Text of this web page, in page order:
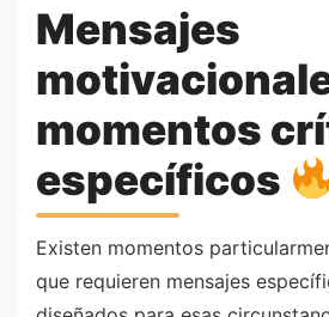
Mensajes
momentos
específicos
Existen momentos
que requieren mensajes